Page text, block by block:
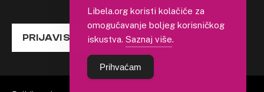
PRIJAVI SE
Libela.org koristi kolačiće za
omogućavanje boljeg korisničkog
iskustva. Saznaj više.
Prihvaćam